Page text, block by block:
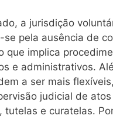
a jurisdição
se pela ausência de
que implica
e administrativos.
a ser mais
judicial de
tutelas e curatelas.